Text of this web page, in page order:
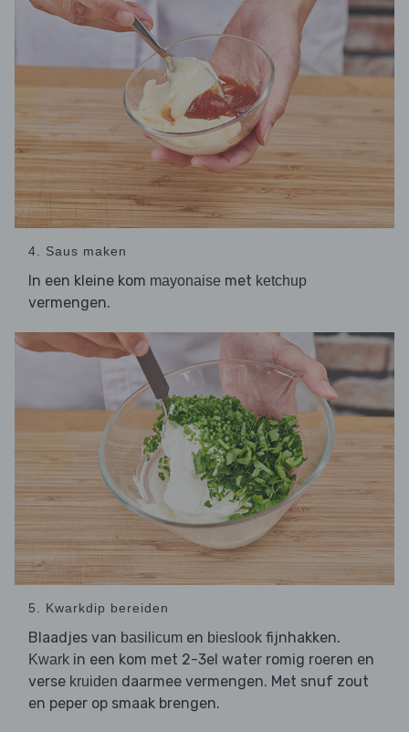
4. Saus maken
In een kleine kom mayonaise met ketchup
vermengen.
5. Kwarkdip bereiden
Blaadjes van basilicum en bieslook fijnhakken.
Kwark in een kom met 2-3el water romig roeren en
verse kruiden daarmee vermengen. Met snuf zout
en peper op smaak brengen.